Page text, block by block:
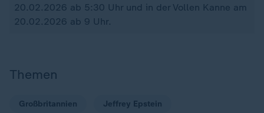
20.02.2026 ab 5:30 Uhr und in der Vollen Kanne am
20.02.2026 ab 9 Uhr.
Themen
Großbritannien Jeffrey Epstein